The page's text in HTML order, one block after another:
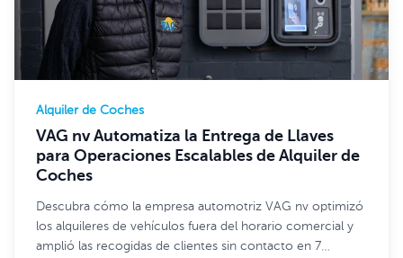
Alquiler de Coches
VAG nv Automatiza la Entrega de Llaves
para Operaciones Escalables de Alquiler de
Coches
Descubra cómo la empresa automotriz VAG nv optimizó
los alquileres de vehículos fuera del horario comercial y
amplió las recogidas de clientes sin contacto en 7